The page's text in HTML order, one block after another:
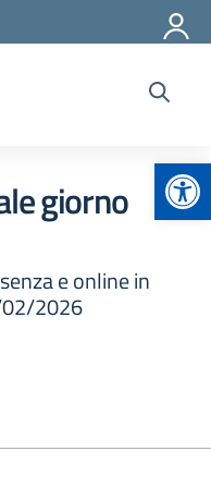
giorno
e online in
2026